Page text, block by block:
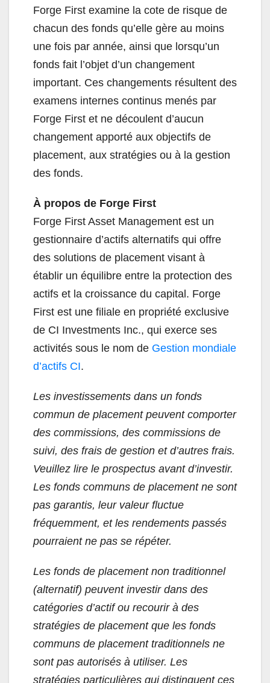
Forge First examine la cote de risque de
chacun des fonds qu’elle gère au moins
une fois par année, ainsi que lorsqu’un
fonds fait l’objet d’un changement
important. Ces changements résultent des
examens internes continus menés par
Forge First et ne découlent d’aucun
changement apporté aux objectifs de
placement, aux stratégies ou à la gestion
des fonds.
À propos de Forge First
Forge First Asset Management est un
gestionnaire d’actifs alternatifs qui offre
des solutions de placement visant à
établir un équilibre entre la protection des
actifs et la croissance du capital. Forge
First est une filiale en propriété exclusive
de CI Investments Inc., qui exerce ses
activités sous le nom de Gestion mondiale
d’actifs CI.
Les investissements dans un fonds
commun de placement peuvent comporter
des commissions, des commissions de
suivi, des frais de gestion et d’autres frais.
Veuillez lire le prospectus avant d’investir.
Les fonds communs de placement ne sont
pas garantis, leur valeur fluctue
fréquemment, et les rendements passés
pourraient ne pas se répéter.
Les fonds de placement non traditionnel
(alternatif) peuvent investir dans des
catégories d’actif ou recourir à des
stratégies de placement que les fonds
communs de placement traditionnels ne
sont pas autorisés à utiliser. Les
stratégies particulières qui distinguent ces